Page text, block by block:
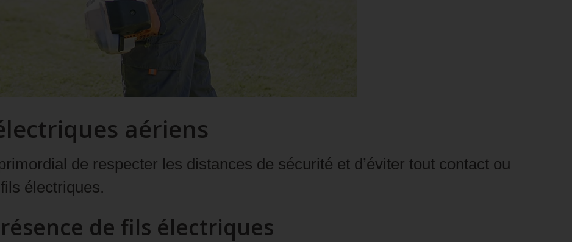
aériens
de respecter les distances de sécurité et d’éviter tout contact ou
électriques.
de fils électriques